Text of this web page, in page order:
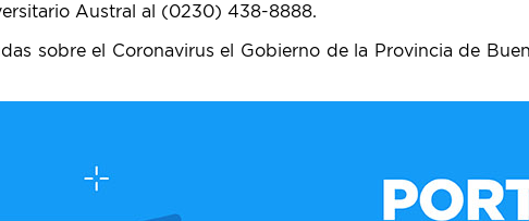
Austral al (0230) 438-8888.
sobre el Coronavirus el Gobierno de la Provincia de